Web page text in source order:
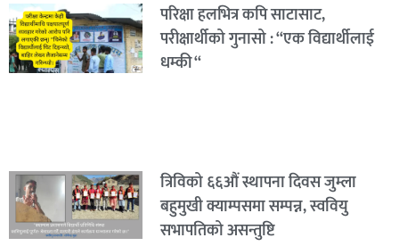
परिक्षा हलभित्र कपि साटासाट,
परीक्षार्थीको गुनासो : “एक विद्यार्थीलाई
धम्की “
त्रिविको ६६औं स्थापना दिवस जुम्ला
बहुमुखी क्याम्पसमा सम्पन्न, स्ववियु
सभापतिको असन्तुष्टि